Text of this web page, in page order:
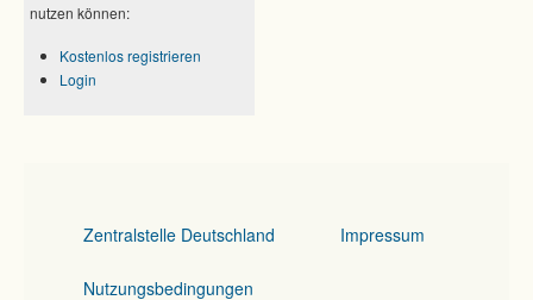
nutzen können:
Kostenlos registrieren
Login
Zentralstelle Deutschland Impressum
Nutzungsbedingungen